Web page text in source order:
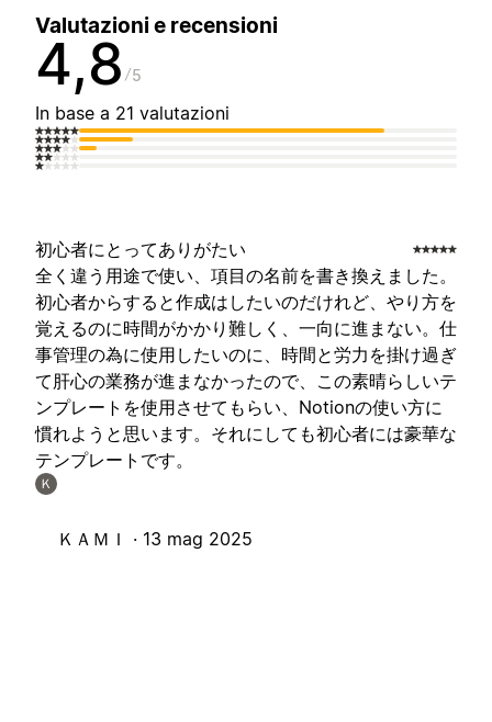
Valutazioni e recensioni
4,8 5
In base a 21 valutazioni
初心者にとってありがたい
全く違う用途で使い、項目の名前を書き換えました。
初心者からすると作成はしたいのだけれど、やり方を
覚えるのに時間がかかり難しく、一向に進まない。仕
事管理の為に使用したいのに、時間と労力を掛け過ぎ
て肝心の業務が進まなかったので、この素晴らしいテ
ンプレートを使用させてもらい、Notionの使い方に
慣れようと思います。それにしても初心者には豪華な
テンプレートです。
Ｋ
ＫＡＭＩ · 13 mag 2025